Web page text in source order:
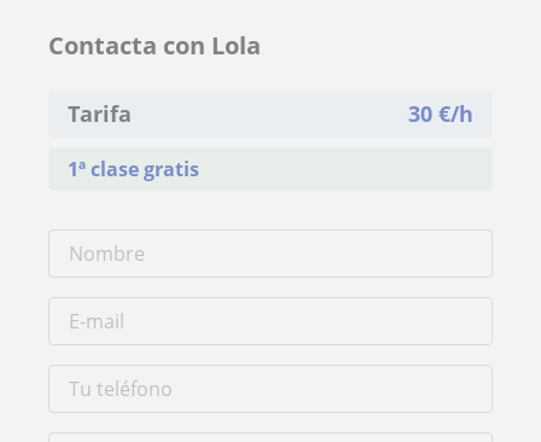
Contacta con Lola
Tarifa 30 €/h
1ª clase gratis